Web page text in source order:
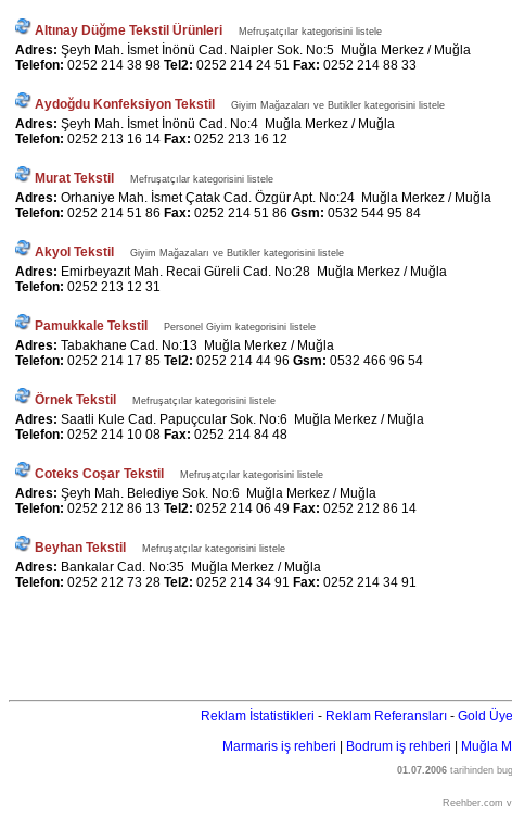
Altınay Düğme Tekstil Ürünleri Mefruşatçılar kategorisini listele
Adres: Şeyh Mah. İsmet İnönü Cad. Naipler Sok. No:5 Muğla Merkez / Muğla
Telefon: 0252 214 38 98 Tel2: 0252 214 24 51 Fax: 0252 214 88 33
Aydoğdu Konfeksiyon Tekstil Giyim Mağazaları ve Butikler kategorisini listele
Adres: Şeyh Mah. İsmet İnönü Cad. No:4 Muğla Merkez / Muğla
Telefon: 0252 213 16 14 Fax: 0252 213 16 12
Murat Tekstil Mefruşatçılar kategorisini listele
Adres: Orhaniye Mah. İsmet Çatak Cad. Özgür Apt. No:24 Muğla Merkez / Muğla
Telefon: 0252 214 51 86 Fax: 0252 214 51 86 Gsm: 0532 544 95 84
Akyol Tekstil Giyim Mağazaları ve Butikler kategorisini listele
Adres: Emirbeyazıt Mah. Recai Güreli Cad. No:28 Muğla Merkez / Muğla
Telefon: 0252 213 12 31
Pamukkale Tekstil Personel Giyim kategorisini listele
Adres: Tabakhane Cad. No:13 Muğla Merkez / Muğla
Telefon: 0252 214 17 85 Tel2: 0252 214 44 96 Gsm: 0532 466 96 54
Örnek Tekstil Mefruşatçılar kategorisini listele
Adres: Saatli Kule Cad. Papuçcular Sok. No:6 Muğla Merkez / Muğla
Telefon: 0252 214 10 08 Fax: 0252 214 84 48
Coteks Coşar Tekstil Mefruşatçılar kategorisini listele
Adres: Şeyh Mah. Belediye Sok. No:6 Muğla Merkez / Muğla
Telefon: 0252 212 86 13 Tel2: 0252 214 06 49 Fax: 0252 212 86 14
Beyhan Tekstil Mefruşatçılar kategorisini listele
Adres: Bankalar Cad. No:35 Muğla Merkez / Muğla
Telefon: 0252 212 73 28 Tel2: 0252 214 34 91 Fax: 0252 214 34 91
Reklam İstatistikleri - Reklam Referansları - Gold
Marmaris iş rehberi
Bodrum iş rehberi Muğla
01.07.2006tarihinden
Reehber.com